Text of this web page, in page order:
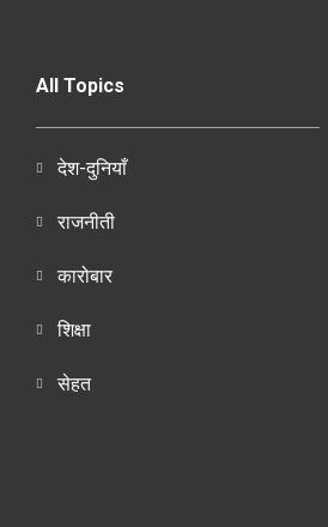
All Topics
देश-दुनियाँ
राजनीती
कारोबार
शिक्षा
सेहत